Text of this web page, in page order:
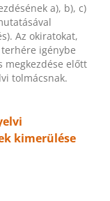
a), b), c)
Az okiratokat,
igénybe
megkezdése előtt
tolmácsnak.
kimerülése